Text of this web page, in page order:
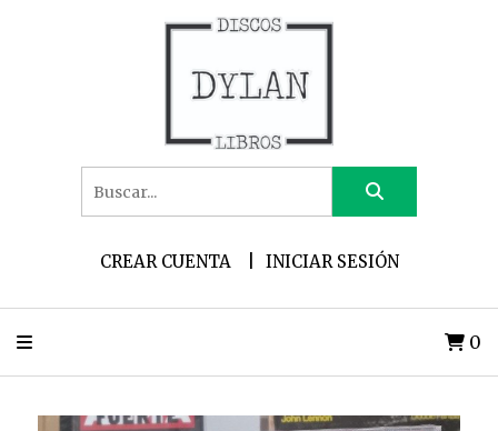
CREAR CUENTA INICIAR SESIÓN
0